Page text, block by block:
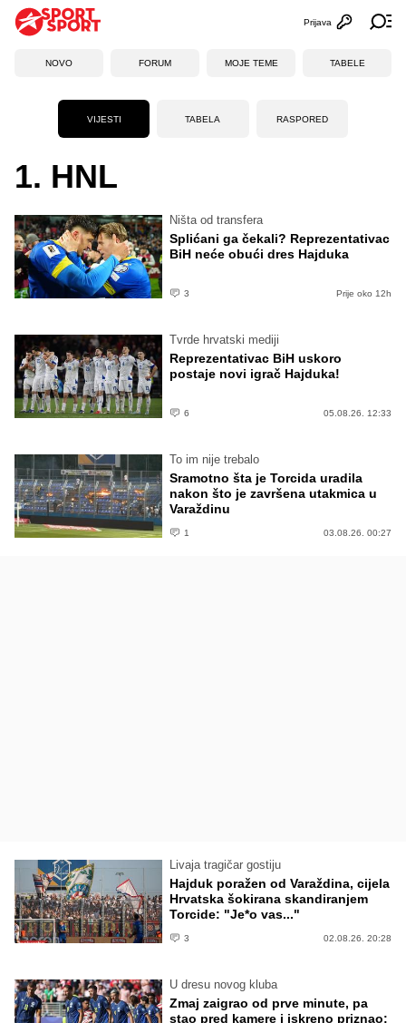
Otvori
Prijava
NOVO FORUM MOJE TEME TABELE
VIJESTI TABELA RASPORED
1. HNL
Ništa od transfera
Splićani ga čekali? Reprezentativac
BiH neće obući dres Hajduka
3 Prije oko 12h
Tvrde hrvatski mediji
Reprezentativac BiH uskoro
postaje novi igrač Hajduka!
6 05.08.26. 12:33
To im nije trebalo
Sramotno šta je Torcida uradila
nakon što je završena utakmica u
Varaždinu
1 03.08.26. 00:27
Livaja tragičar gostiju
Hajduk poražen od Varaždina, cijela
Hrvatska šokirana skandiranjem
Torcide: "Je*o vas..."
3 02.08.26. 20:28
U dresu novog kluba
Zmaj zaigrao od prve minute, pa
stao pred kamere i iskreno priznao: